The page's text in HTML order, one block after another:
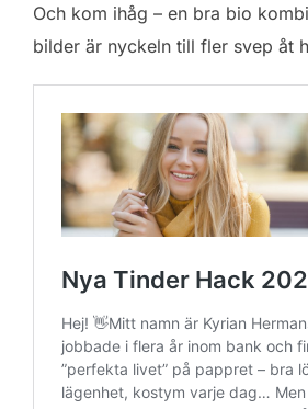
Och kom ihåg – en bra bio
bilder är nyckeln till fler svep åt